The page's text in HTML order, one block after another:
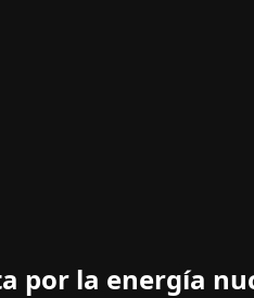
por la energía